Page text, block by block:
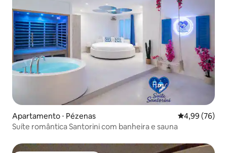
Apartamento ⋅ Pézenas 4,99 de uma
4,99 (76)
Suíte romântica Santorini com banheira e sauna